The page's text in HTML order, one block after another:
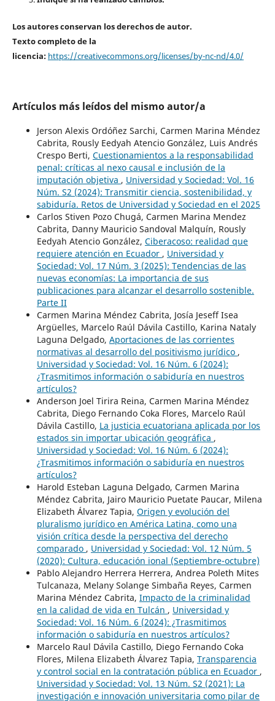
Los autores conservan los derechos de autor.
Texto completo de la
licencia: https://creativecommons.org/licenses/by-nc-nd/4.0/
Artículos más leídos del mismo autor/a
Jerson Alexis Ordóñez Sarchi, Carmen Marina Méndez
Cabrita, Rously Eedyah Atencio González, Luis Andrés
Crespo Berti, Cuestionamientos a la responsabilidad
penal: críticas al nexo causal e inclusión de la
imputación objetiva , Universidad y Sociedad: Vol. 16
Núm. S2 (2024): Transmitir ciencia, sostenibilidad, y
sabiduría. Retos de Universidad y Sociedad en el 2025
Carlos Stiven Pozo Chugá, Carmen Marina Mendez
Cabrita, Danny Mauricio Sandoval Malquín, Rously
Eedyah Atencio González, Ciberacoso: realidad que
requiere atención en Ecuador , Universidad y
Sociedad: Vol. 17 Núm. 3 (2025): Tendencias de las
nuevas economías: La importancia de sus
publicaciones para alcanzar el desarrollo sostenible.
Parte II
Carmen Marina Méndez Cabrita, Josía Jeseff Isea
Argüelles, Marcelo Raúl Dávila Castillo, Karina Nataly
Laguna Delgado, Aportaciones de las corrientes
normativas al desarrollo del positivismo jurídico ,
Universidad y Sociedad: Vol. 16 Núm. 6 (2024):
¿Trasmitimos información o sabiduría en nuestros
artículos?
Anderson Joel Tirira Reina, Carmen Marina Méndez
Cabrita, Diego Fernando Coka Flores, Marcelo Raúl
Dávila Castillo, La justicia ecuatoriana aplicada por los
estados sin importar ubicación geográfica ,
Universidad y Sociedad: Vol. 16 Núm. 6 (2024):
¿Trasmitimos información o sabiduría en nuestros
artículos?
Harold Esteban Laguna Delgado, Carmen Marina
Méndez Cabrita, Jairo Mauricio Puetate Paucar, Milena
Elizabeth Álvarez Tapia, Origen y evolución del
pluralismo jurídico en América Latina, como una
visión crítica desde la perspectiva del derecho
comparado , Universidad y Sociedad: Vol. 12 Núm. 5
(2020): Cultura, educación ional (Septiembre-octubre)
Pablo Alejandro Herrera Herrera, Andrea Poleth Mites
Tulcanaza, Melany Solange Simbaña Reyes, Carmen
Marina Méndez Cabrita, Impacto de la criminalidad
en la calidad de vida en Tulcán , Universidad y
Sociedad: Vol. 16 Núm. 6 (2024): ¿Trasmitimos
información o sabiduría en nuestros artículos?
Marcelo Raul Dávila Castillo, Diego Fernando Coka
Flores, Milena Elizabeth Álvarez Tapia, Transparencia
y control social en la contratación pública en Ecuador ,
Universidad y Sociedad: Vol. 13 Núm. S2 (2021): La
investigación e innovación universitaria como pilar de